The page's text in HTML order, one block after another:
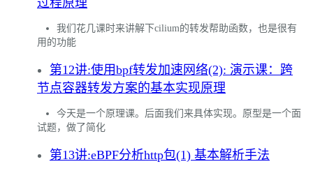
我们花几课时来讲解下cilium的转发帮助函数，也是很有
用的功能
第12讲:使用bpf转发加速网络(2): 演示课：跨
节点容器转发方案的基本实现原理
今天是一个原理课。后面我们来具体实现。原型是一个面
试题，做了简化
第13讲:eBPF分析http包(1) 基本解析手法